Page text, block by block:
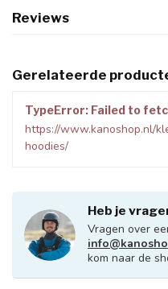
Reviews
Gerelateerde
TypeError: Failed to
https://www.kanoshop.nl/
hoodies/
Heb je
Vragen over
kom naar de